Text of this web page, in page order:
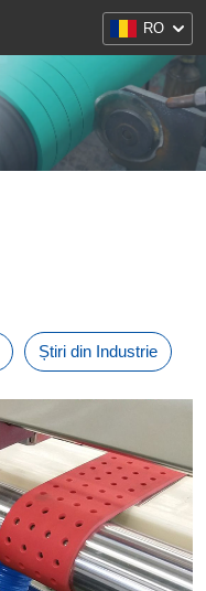
RO
Știri din Industrie